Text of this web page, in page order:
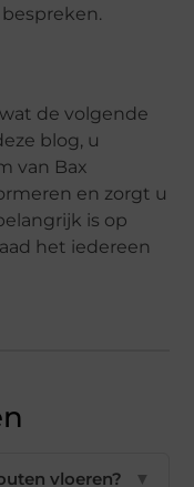
de volgende
blog, u
van Bax
en zorgt u
is op
het iedereen
vloeren? ▼